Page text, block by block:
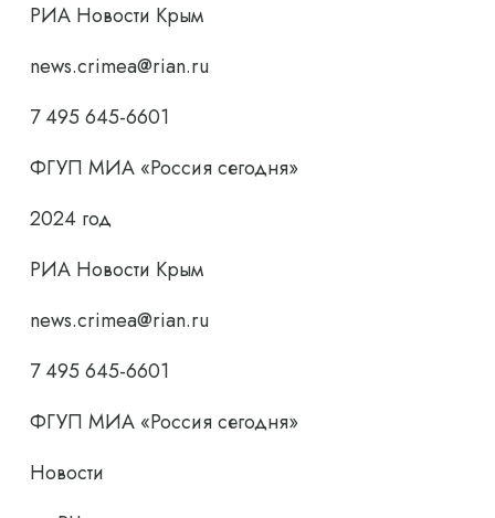
РИА Новости Крым
news.crimea@rian.ru
7 495 645-6601
ФГУП МИА «Россия сегодня»
2024 год
РИА Новости Крым
news.crimea@rian.ru
7 495 645-6601
ФГУП МИА «Россия сегодня»
Новости